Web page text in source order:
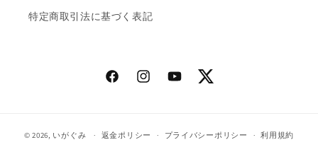
特定商取引法に基づく表記
FacebookInstagramYouTubeTwitter
© 2026, いがぐみ 返金ポリシー プライバシーポリシー 利用規約